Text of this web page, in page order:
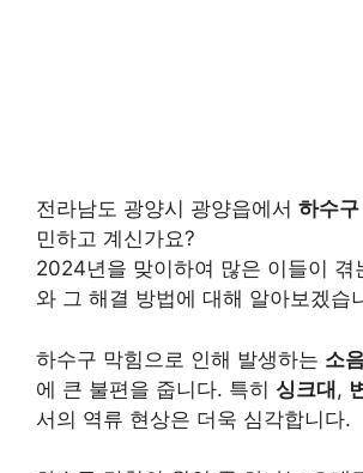
전라남도 광양시 광양읍에서 하수구
민하고 계신가요?
2024년을 맞이하여 많은 이들이 겪
와 그 해결 방법에 대해 알아보겠습
하수구 막힘으로 인해 발생하는 소
에 큰 불편을 줍니다. 특히 싱크대,
서의 역류 현상은 더욱 심각합니다.